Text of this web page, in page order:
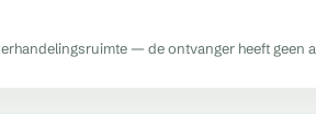
— de ontvanger heeft geen